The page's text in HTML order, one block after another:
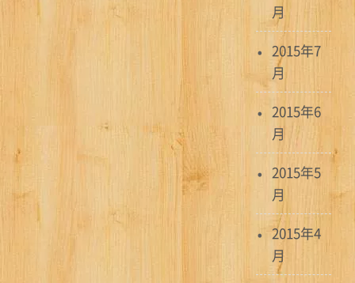
月
2015年7
月
2015年6
月
2015年5
月
2015年4
月